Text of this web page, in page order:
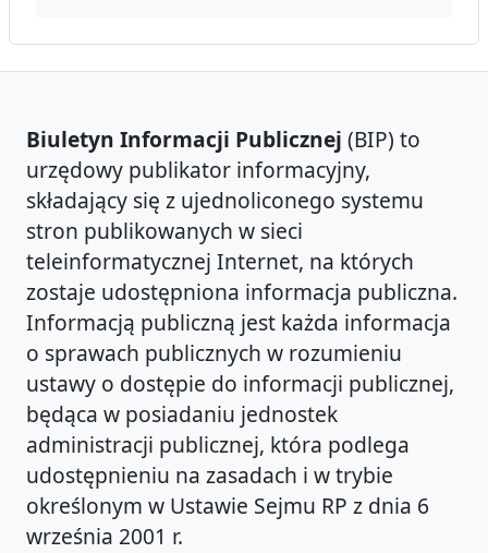
Biuletyn Informacji Publicznej (BIP) to
urzędowy publikator informacyjny,
składający się z ujednoliconego systemu
stron publikowanych w sieci
teleinformatycznej Internet, na których
zostaje udostępniona informacja publiczna.
Informacją publiczną jest każda informacja
o sprawach publicznych w rozumieniu
ustawy o dostępie do informacji publicznej,
będąca w posiadaniu jednostek
administracji publicznej, która podlega
udostępnieniu na zasadach i w trybie
określonym w Ustawie Sejmu RP z dnia 6
września 2001 r.